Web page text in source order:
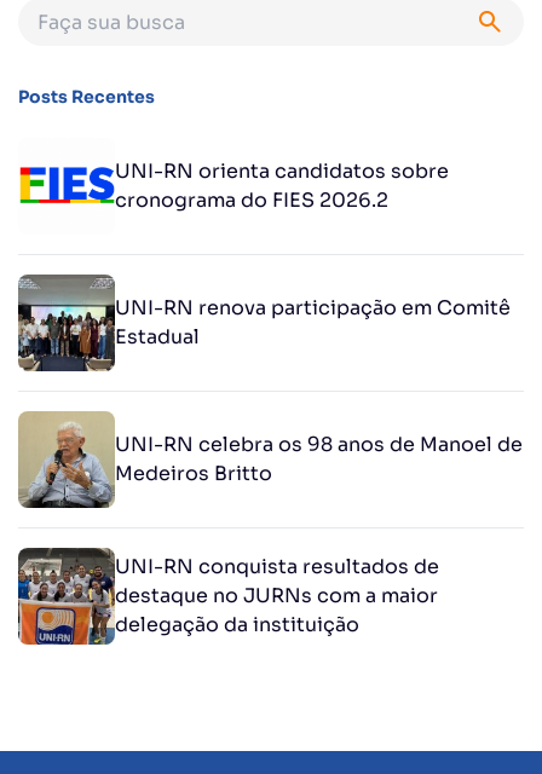
Posts Recentes
UNI-RN orienta candidatos sobre
cronograma do FIES 2026.2
UNI-RN renova participação em Comitê
Estadual
UNI-RN celebra os 98 anos de Manoel de
Medeiros Britto
UNI-RN conquista resultados de
destaque no JURNs com a maior
delegação da instituição